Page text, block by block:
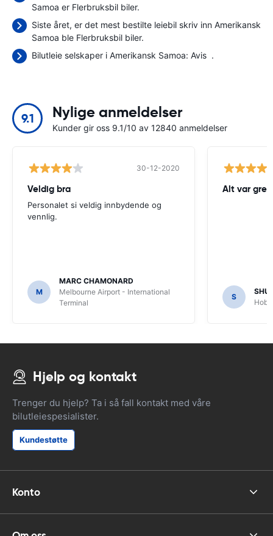
Samoa er Flerbruksbil biler.
Siste året, er det mest bestilte leiebil skriv inn Amerikansk
Samoa ble Flerbruksbil biler.
Bilutleie selskaper i Amerikansk Samoa: Avis .
9.1 Nylige anmeldelser
Kunder gir oss 9.1/10 av 12840 anmeldelser
30-12-2020
Veldig bra
Personalet si veldig innbydende og
vennlig.
M
MARC CHAMONARD
Melbourne Airport - International
Terminal
Alt var greit
S
Hjelp og kontakt
Trenger du hjelp? Ta i så fall kontakt med våre
bilutleiespesialister.
Kundestøtte
Konto